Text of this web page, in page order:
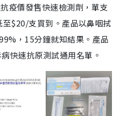
疫價發售快速檢測劑，單支
$20/支買到。產品以鼻咽拭
，15分鐘就知結果。產品
快速抗原測試通用名單。